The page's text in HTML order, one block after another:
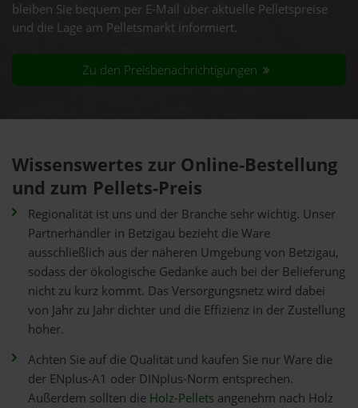
bleiben Sie bequem per E-Mail über aktuelle Pelletspreise
und die Lage am Pelletsmarkt informiert.
Zu den Preisbenachrichtigungen
Wissenswertes zur Online-Bestellung
und zum Pellets-Preis
Regionalität ist uns und der Branche sehr wichtig. Unser
Partnerhändler in Betzigau bezieht die Ware
ausschließlich aus der näheren Umgebung von Betzigau,
sodass der ökologische Gedanke auch bei der Belieferung
nicht zu kurz kommt. Das Versorgungsnetz wird dabei
von Jahr zu Jahr dichter und die Effizienz in der Zustellung
höher.
Achten Sie auf die Qualität und kaufen Sie nur Ware die
der ENplus-A1 oder DINplus-Norm entsprechen.
Außerdem sollten die Holz-Pellets angenehm nach Holz